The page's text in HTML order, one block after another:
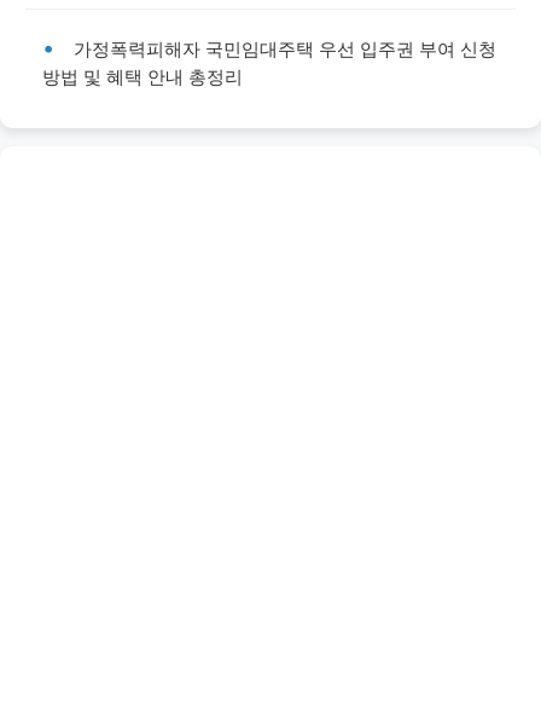
가정폭력피해자 국민임대주택 우선 입주권 부여 신청
방법 및 혜택 안내 총정리